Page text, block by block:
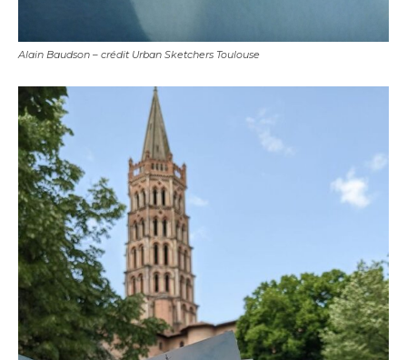
Alain Baudson – crédit Urban Sketchers Toulouse